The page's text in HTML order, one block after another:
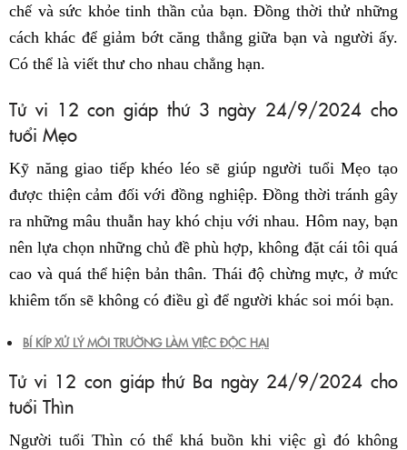
chế và sức khỏe tinh thần của bạn. Đồng thời thử những
cách khác để giảm bớt căng thẳng giữa bạn và người ấy.
Có thể là viết thư cho nhau chẳng hạn.
Tử vi 12 con giáp thứ 3 ngày 24/9/2024 cho
tuổi Mẹo
Kỹ năng giao tiếp khéo léo sẽ giúp người tuổi Mẹo tạo
được thiện cảm đối với đồng nghiệp. Đồng thời tránh gây
ra những mâu thuẫn hay khó chịu với nhau. Hôm nay, bạn
nên lựa chọn những chủ đề phù hợp, không đặt cái tôi quá
cao và quá thể hiện bản thân. Thái độ chừng mực, ở mức
khiêm tốn sẽ không có điều gì để người khác soi mói bạn.
BÍ KÍP XỬ LÝ MÔI TRƯỜNG LÀM VIỆC ĐỘC HẠI
Tử vi 12 con giáp thứ Ba ngày 24/9/2024 cho
tuổi Thìn
Người tuổi Thìn có thể khá buồn khi việc gì đó không